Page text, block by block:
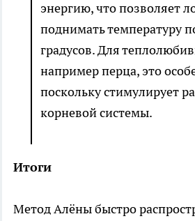
энергию, что позволяет
поднимать температуру
градусов. Для
например перца, это
поскольку стимулирует
корневой системы.
Итоги
Метод Алёны быстро